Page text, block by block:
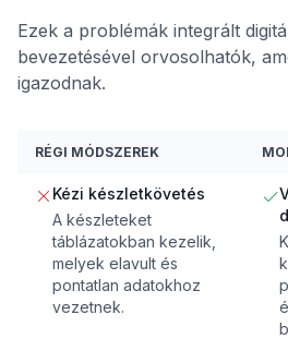
Ezek a problémák integrált
bevezetésével orvosolhatók,
igazodnak.
RÉGI MÓDSZEREK
Kézi készletkövetés
A készleteket
táblázatokban kezelik,
melyek elavult és
pontatlan adatokhoz
vezetnek.